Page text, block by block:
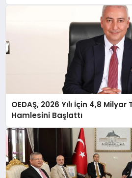
OEDAŞ, 2026 Yılı İçin 4,8 Milyar
Hamlesini Başlattı